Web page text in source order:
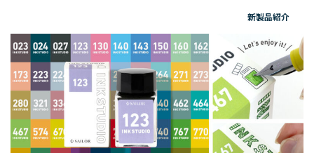
新製品紹介